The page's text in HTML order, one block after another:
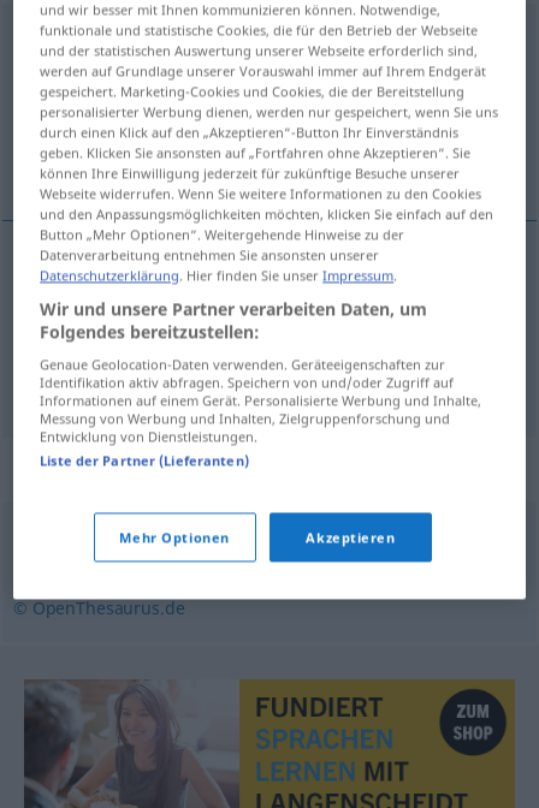
abgestandenadj
Übersicht aller Übersetzungen
(Für mehr Details die Übersetzung anklicken/antippen)
nieświeży, zwietrzały
nieświeży abgestanden Wasser
zwietrzały abgestanden Bier
Synonyme für "abgestanden"
,muffig
© OpenThesaurus.de
und wir besser mit Ihnen kommunizieren können. Notwendige,
funktionale und statistische Cookies, die für den Betrieb der Webseite
und der statistischen Auswertung unserer Webseite erforderlich sind,
werden auf Grundlage unserer Vorauswahl immer auf Ihrem Endgerät
gespeichert. Marketing-Cookies und Cookies, die der Bereitstellung
personalisierter Werbung dienen, werden nur gespeichert, wenn Sie uns
durch einen Klick auf den „Akzeptieren“-Button Ihr Einverständnis
geben. Klicken Sie ansonsten auf „Fortfahren ohne Akzeptieren“. Sie
können Ihre Einwilligung jederzeit für zukünftige Besuche unserer
Webseite widerrufen. Wenn Sie weitere Informationen zu den Cookies
und den Anpassungsmöglichkeiten möchten, klicken Sie einfach auf den
Button „Mehr Optionen“. Weitergehende Hinweise zu der
Datenverarbeitung entnehmen Sie ansonsten unserer
Datenschutzerklärung. Hier finden Sie unserImpressum.
Wir und unsere Partner verarbeiten Daten, um
Folgendes bereitzustellen:
Genaue Geolocation-Daten verwenden. Geräteeigenschaften zur
Identifikation aktiv abfragen. Speichern von und/oder Zugriff auf
Informationen auf einem Gerät. Personalisierte Werbung und Inhalte,
Messung von Werbung und Inhalten, Zielgruppenforschung und
Entwicklung von Dienstleistungen.
Liste der Partner (Lieferanten)
Mehr Optionen Akzeptieren